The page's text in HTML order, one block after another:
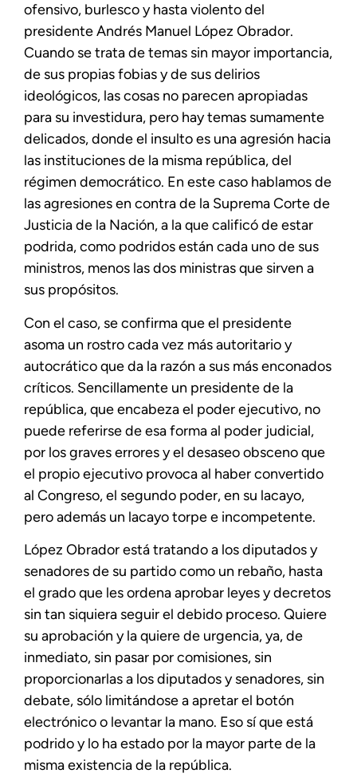
ofensivo, burlesco y hasta violento del
presidente Andrés Manuel López Obrador.
Cuando se trata de temas sin mayor importancia,
de sus propias fobias y de sus delirios
ideológicos, las cosas no parecen apropiadas
para su investidura, pero hay temas sumamente
delicados, donde el insulto es una agresión hacia
las instituciones de la misma república, del
régimen democrático. En este caso hablamos de
las agresiones en contra de la Suprema Corte de
Justicia de la Nación, a la que calificó de estar
podrida, como podridos están cada uno de sus
ministros, menos las dos ministras que sirven a
sus propósitos.
Con el caso, se confirma que el presidente
asoma un rostro cada vez más autoritario y
autocrático que da la razón a sus más enconados
críticos. Sencillamente un presidente de la
república, que encabeza el poder ejecutivo, no
puede referirse de esa forma al poder judicial,
por los graves errores y el desaseo obsceno que
el propio ejecutivo provoca al haber convertido
al Congreso, el segundo poder, en su lacayo,
pero además un lacayo torpe e incompetente.
López Obrador está tratando a los diputados y
senadores de su partido como un rebaño, hasta
el grado que les ordena aprobar leyes y decretos
sin tan siquiera seguir el debido proceso. Quiere
su aprobación y la quiere de urgencia, ya, de
inmediato, sin pasar por comisiones, sin
proporcionarlas a los diputados y senadores, sin
debate, sólo limitándose a apretar el botón
electrónico o levantar la mano. Eso sí que está
podrido y lo ha estado por la mayor parte de la
misma existencia de la república.